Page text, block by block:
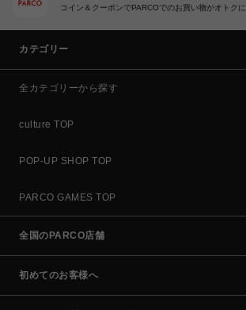
コイン＆クーポンでPARCOでのお買い物がオトクに
カテゴリー
全カテゴリーから探す
culture TOP
POP-UP SHOP TOP
PARCO GAMES TOP
全国のPARCO店舗
初めてのお客様へ